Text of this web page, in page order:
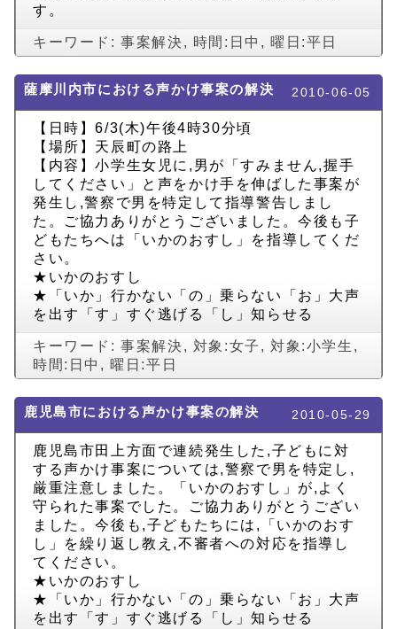
す。
キーワード:事案解決, 時間:日中 , 曜日:平日
薩摩川内市における声かけ事案の解決 2010-06-05
【日時】6/3(木)午後4時30分頃
【場所】天辰町の路上
【内容】小学生女児に,男が「すみません,握手
してください」と声をかけ手を伸ばした事案が
発生し,警察で男を特定して指導警告しまし
た。ご協力ありがとうございました。今後も子
どもたちへは「いかのおすし」を指導してくだ
さい。
★いかのおすし
★「いか」行かない「の」乗らない「お」大声
を出す「す」すぐ逃げる「し」知らせる
キーワード:事案解決, 対象:女子 , 対象:小学生 ,
時間:日中 , 曜日:平日
鹿児島市における声かけ事案の解決 2010-05-29
鹿児島市田上方面で連続発生した,子どもに対
する声かけ事案については,警察で男を特定し,
厳重注意しました。「いかのおすし」が,よく
守られた事案でした。ご協力ありがとうござい
ました。今後も,子どもたちには,「いかのおす
し」を繰り返し教え,不審者への対応を指導し
てください。
★いかのおすし
★「いか」行かない「の」乗らない「お」大声
を出す「す」すぐ逃げる「し」知らせる